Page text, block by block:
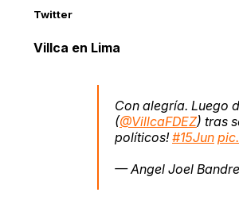
Twitter
Villca en Lima
Con alegría. Luego
(@VillcaFDEZ) tras
políticos!#15Jun
— Angel Joel